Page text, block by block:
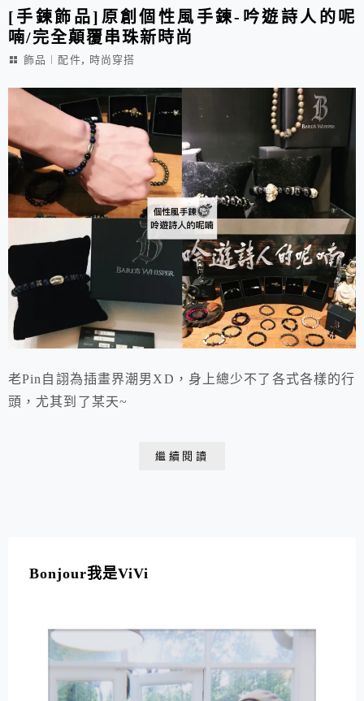
[手鍊飾品]原創個性風手鍊-吟遊詩人的呢
喃/完全顛覆串珠新時尚
飾品︱配件, 時尚穿搭
老Pin自詡為插畫界潮男XD，身上總少不了各式各樣的行
頭，尤其到了某天~
繼續閱讀
Bonjour我是ViVi